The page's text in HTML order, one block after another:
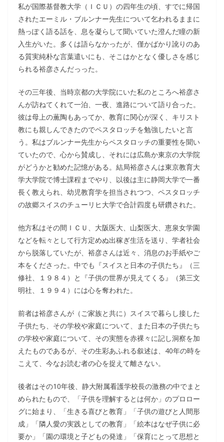
私が国際基督教大学（ＩＣＵ）の四年生の頃、すでに帰国
されたエーミル・ブルンナー先生について乞われるままに
熱っぽく語る話を、息を凝らして聞いていた澄んだ瞳の新
入生がいた。多くは語らなかったが、僅かばかり訛りのあ
る質実純朴な言葉遣いにも、そこはかとなく優しさを感じ
られる裕彦さんだっった。
その三年後、当時京都の大学院にいた私のところへ裕彦さ
んが訪ねてくれて一泊、一夜、進路について語り合った。
彼は母上の薫陶もあってか、教育に関心が深く、キリスト
教にも親しんできたのでペスタロッチを勉強したいと言
う。私はブルンナー先生からペスタロッチの重要性を聞い
ていたので、心から賛成し、それには広島か東京の大学院
がどうかと勧めた記憶がある。結局裕彦さんは東京教育大
学大学院で博士課程までやり、以後は主に静岡大学で一番
長く教えられ、幼児教育学を担当されつつ、ペスタロッチ
の故郷スイスのチューリヒ大学で合計四度も研鑽された。
他方私はその間ＩＣＵ、大阪医大、山梨医大、恵泉女学園
などを転々として行方定めぬ出稼ぎ生活を送り、学者社会
から脱落していたが、裕彦さんは近々、消息のお手紙やご
本をくださった。中でも『スイスと日本の子供たち』（三
修社、１９８４）と『子供の世界が見えてくる』（第三文
明社、１９９４）には心を奪われた。
前者は裕彦さんが（ご家族と共に）スイスで暮らし接した
子供たち、その学校や家庭について、また日本の子供たち
の学校や家庭について、その実態を赤裸々に記し洞察を加
えたものであるが、その生彩あふれる叙述は、40年の時を
こえて、今なお読む者の心を捉えて離さない。
後者はその10年後、静大附属看護学校長の激務の中でまと
められたもので、「子供を理解するとは何か」のプロロー
グに始まり、「生きる喜びと教育」「子供の遊びと人間形
成」「隣人愛の実践としての教育」「絵本はなぜ子供に必
要か」「園の環境と子どもの発達」「保育にとって思想と